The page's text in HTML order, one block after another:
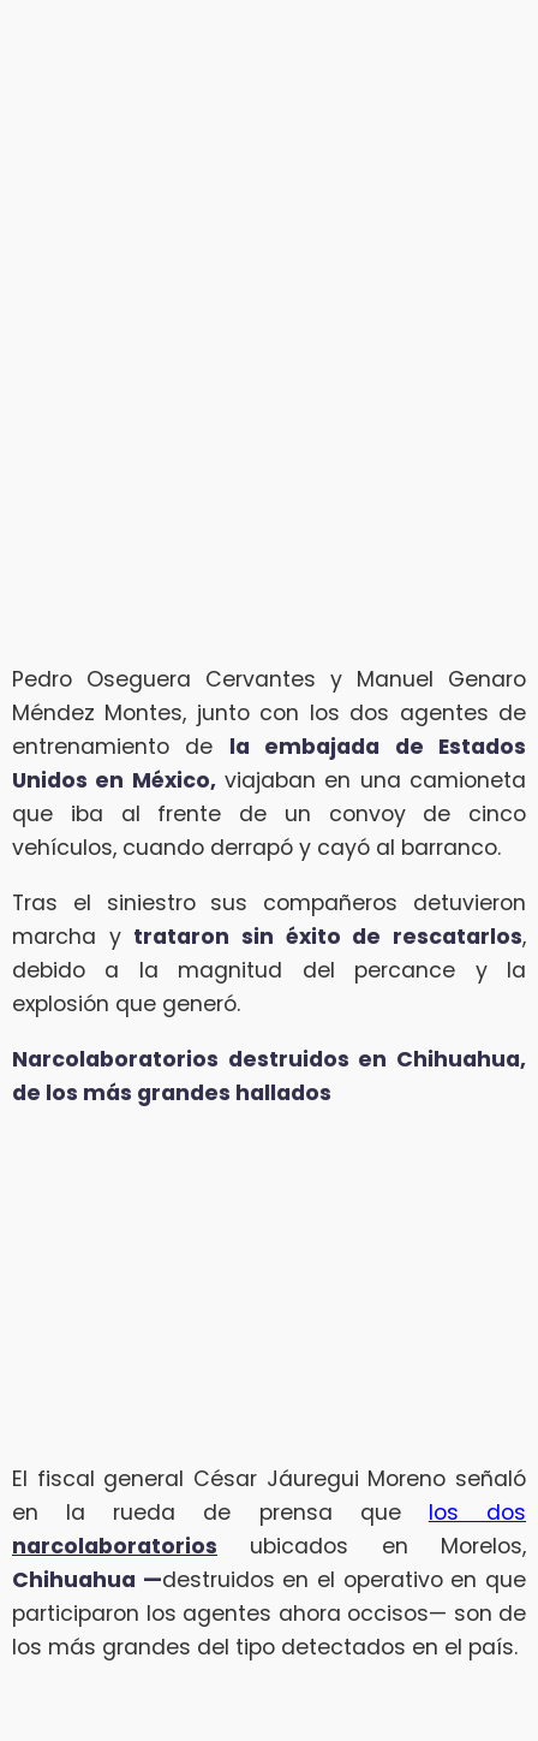
Pedro Oseguera Cervantes y Manuel Genaro
Méndez Montes, junto con los dos agentes de
entrenamiento de la embajada de Estados
Unidos en México,viajaban en una camioneta
que iba al frente de un convoy de cinco
vehículos, cuando derrapó y cayó al barranco.
Tras el siniestro sus compañeros detuvieron
marcha y trataron sin éxito de rescatarlos,
debido a la magnitud del percance y la
explosión que generó.
Narcolaboratorios destruidos en Chihuahua,
de los más grandes hallados
El fiscal general César Jáuregui Moreno señaló
en la rueda de prensa que los dos
narcolaboratorios ubicados en Morelos,
Chihuahua —destruidos en el operativo en que
participaron los agentes ahora occisos— son de
los más grandes del tipo detectados en el país.